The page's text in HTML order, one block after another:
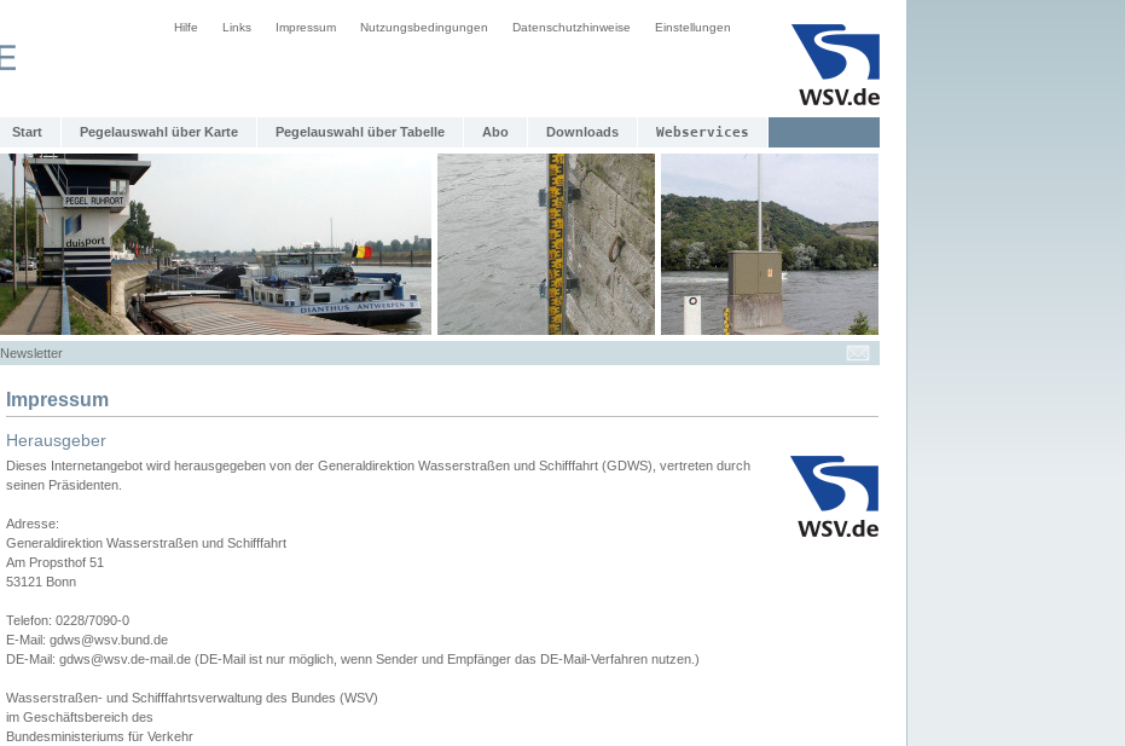
Hilfe Links Impressum Nutzungsbedingungen Datenschutzhinweise Einstellungen
Start Pegelauswahl über Karte Pegelauswahl über Tabelle Abo Downloads Webservices
Newsletter
Impressum
Herausgeber
Dieses Internetangebot wird herausgegeben von der Generaldirektion Wasserstraßen und Schifffahrt (GDWS), vertreten durch
seinen Präsidenten.
Adresse:
Generaldirektion Wasserstraßen und Schifffahrt
Am Propsthof 51
53121 Bonn
Telefon: 0228/7090-0
E-Mail: gdws@wsv.bund.de
DE-Mail: gdws@wsv.de-mail.de (DE-Mail ist nur möglich, wenn Sender und Empfänger das DE-Mail-Verfahren nutzen.)
Wasserstraßen- und Schifffahrtsverwaltung des Bundes (WSV)
im Geschäftsbereich des
Bundesministeriums für Verkehr